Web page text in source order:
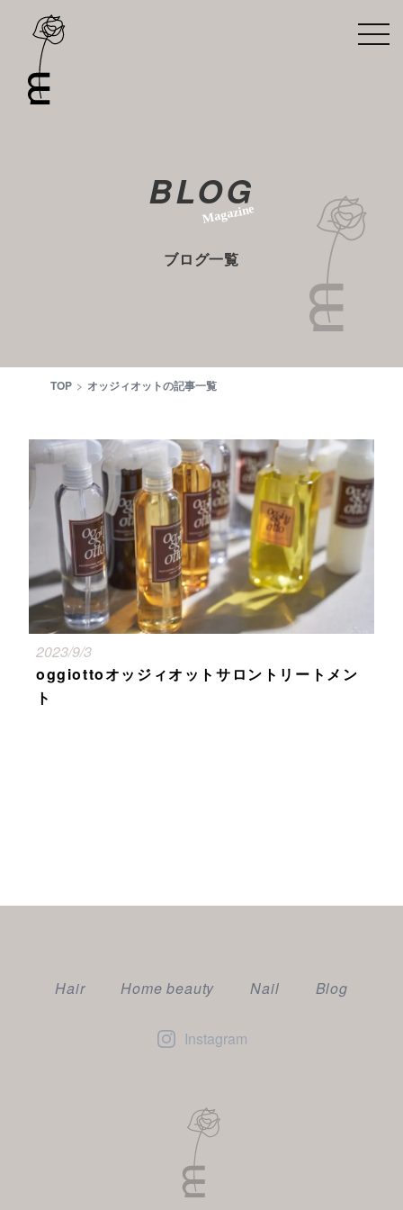
BLOG
Magazine
ブログ一覧
TOP オッジィオットの記事一覧
2023/9/3
oggiottoオッジィオットサロントリートメン
ト
Hair Home beauty Nail Blog
Instagram